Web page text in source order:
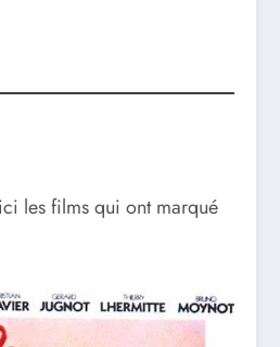
les films qui ont marqué